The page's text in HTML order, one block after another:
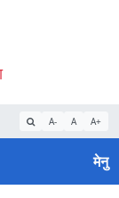
A- A A+
मेनु